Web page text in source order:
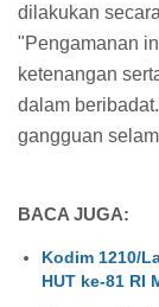
dilakukan
"Pengamanan
ketenangan
dalam
gangguan
BACA JUGA:
Kodim 1210/
HUT ke-81 RI